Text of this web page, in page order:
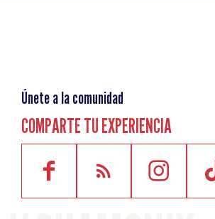
Únete a la comunidad
COMPARTE TU EXPERIENCIA